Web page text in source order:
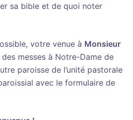
sa bible et de quoi noter
votre venue à Monsieur
des messes à Notre-Dame de
paroisse de l’unité pastorale
avec le formulaire de